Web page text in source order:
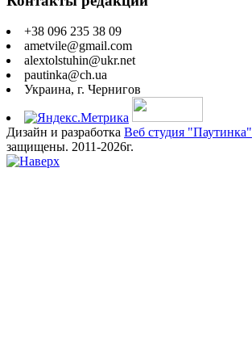
+38 096 235 38 09
ametvile@gmail.com
alextolstuhin@ukr.net
pautinka@ch.ua
Украина, г. Чернигов
Дизайн и разработка Веб студия "Паутинка"
защищены. 2011-2026г.